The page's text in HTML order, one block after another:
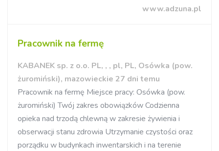
www.adzuna.pl
Pracownik na fermę
KABANEK sp. z o.o. PL, , , pl, PL, Osówka (pow.
żuromiński), mazowieckie 27 dni temu
Pracownik na fermę Miejsce pracy: Osówka (pow.
żuromiński) Twój zakres obowiązków Codzienna
opieka nad trzodą chlewną w zakresie żywienia i
obserwacji stanu zdrowia Utrzymanie czystości oraz
porządku w budynkach inwentarskich i na terenie